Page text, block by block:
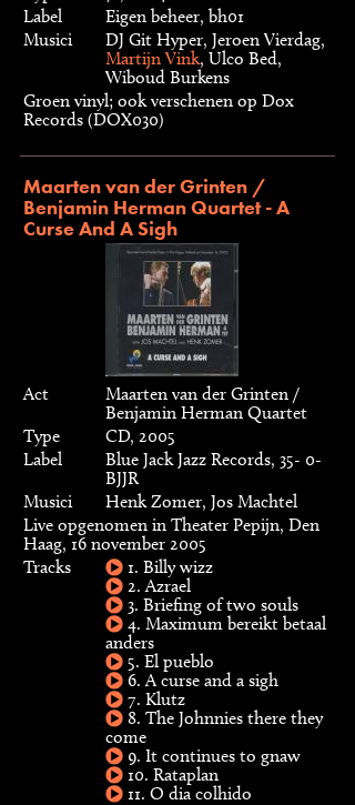
Label
Eigen beheer, bh01
Musici
DJ Git Hyper, Jeroen Vierdag,
Martijn Vink, Ulco Bed,
Wiboud Burkens
Groen vinyl; ook verschenen op Dox
Records (DOX030)
Maarten van der Grinten /
Benjamin Herman Quartet - A
Curse And A Sigh
Act
Maarten van der Grinten /
Benjamin Herman Quartet
Type
CD, 2005
Label
Blue Jack Jazz Records, 35- 0-
BJJR
Musici
Henk Zomer, Jos Machtel
Live opgenomen in Theater Pepijn, Den
Haag, 16 november 2005
Tracks
1. Billy wizz
2. Azrael
3. Briefing of two souls
4. Maximum bereikt betaal
anders
5. El pueblo
6. A curse and a sigh
7. Klutz
8. The Johnnies there they
come
9. It continues to gnaw
10. Rataplan
11. O dia colhido